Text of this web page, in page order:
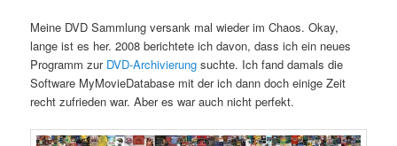
Meine DVD Sammlung versank mal wieder im Chaos. Okay,
lange ist es her. 2008 berichtete ich davon, dass ich ein neues
Programm zur DVD-Archivierung suchte. Ich fand damals die
Software MyMovieDatabase mit der ich dann doch einige Zeit
recht zufrieden war. Aber es war auch nicht perfekt.